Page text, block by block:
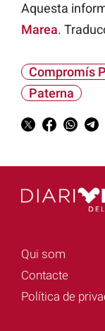
Aquesta
Marea.
Compromís
Paterna
Qui som
Contacte
Política de